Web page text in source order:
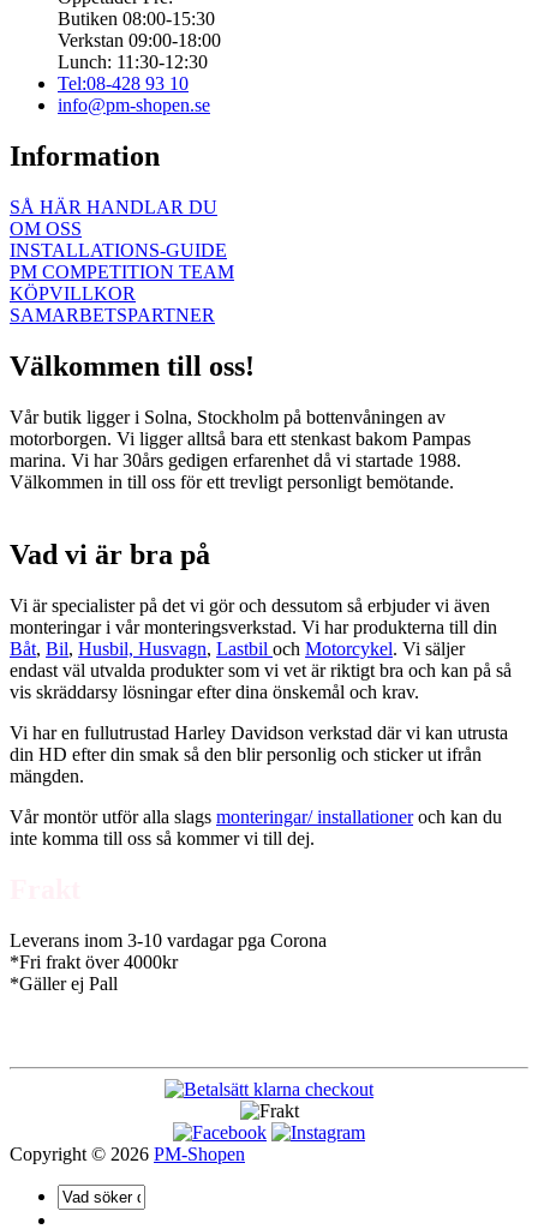
Butiken 08:00-15:30
Verkstan 09:00-18:00
Lunch: 11:30-12:30
Tel:08-428 93 10
info@pm-shopen.se
Information
SÅ HÄR HANDLAR DU
OM OSS
INSTALLATIONS-GUIDE
PM COMPETITION TEAM
KÖPVILLKOR
SAMARBETSPARTNER
Välkommen till oss!
Vår butik ligger i Solna, Stockholm på bottenvåningen av
motorborgen. Vi ligger alltså bara ett stenkast bakom Pampas
marina. Vi har 30års gedigen erfarenhet då vi startade 1988.
Välkommen in till oss för ett trevligt personligt bemötande.
Vad vi är bra på
Vi är specialister på det vi gör och dessutom så erbjuder vi även
monteringar i vår monteringsverkstad. Vi har produkterna till din
Båt, Bil, Husbil, Husvagn, Lastbil och Motorcykel. Vi säljer
endast väl utvalda produkter som vi vet är riktigt bra och kan på så
vis skräddarsy lösningar efter dina önskemål och krav.
Vi har en fullutrustad Harley Davidson verkstad där vi kan utrusta
din HD efter din smak så den blir personlig och sticker ut ifrån
mängden.
Vår montör utför alla slags monteringar/ installationeroch kan du
inte komma till oss så kommer vi till dej.
Leverans inom 3-10 vardagar pga Corona
*Fri frakt över 4000kr
*Gäller ej Pall
Copyright © 2026 PM-Shopen